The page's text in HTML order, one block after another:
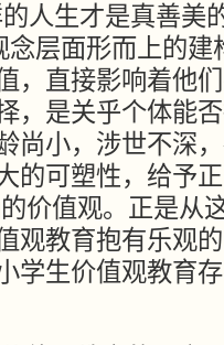
人生才是真善美
念层面形而上的
，直接影响着他
，是关乎个体能
尚小，涉世不深
的可塑性，给予
价值观。正是从
观教育抱有乐观
学生价值观教育